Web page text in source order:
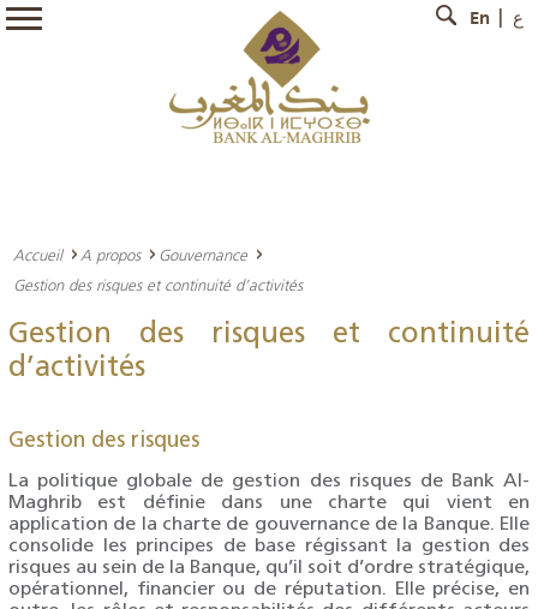
En ع
Accueil A propos
Gouvernance
Gestion des risques et continuité d’activités
Gestion des risques et continuité
d’activités
Gestion des risques
La politique globale de gestion des risques de Bank Al-
Maghrib est définie dans une charte qui vient en
application de la charte de gouvernance de la Banque. Elle
consolide les principes de base régissant la gestion des
risques au sein de la Banque, qu’il soit d’ordre stratégique,
opérationnel, financier ou de réputation. Elle précise, en